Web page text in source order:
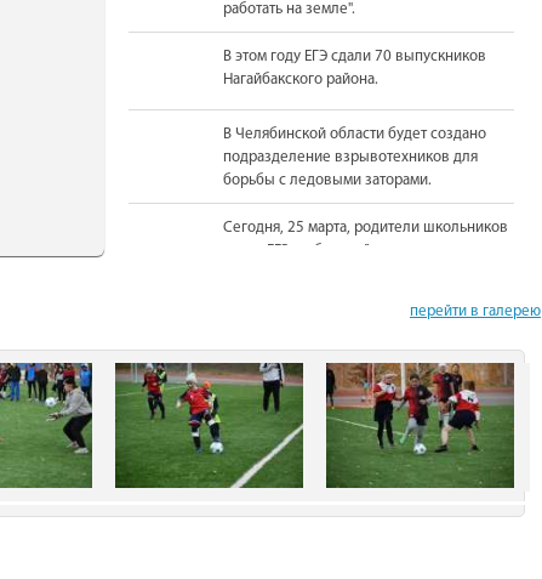
работать на земле".
В этом году ЕГЭ сдали 70 выпускников
Нагайбакского района.
В Челябинской области будет создано
подразделение взрывотехников для
борьбы с ледовыми заторами.
Сегодня, 25 марта, родители школьников
сдали ЕГЭ по базовой математике.
На должность Уполномоченного по
вновь назначена Юлия Сударенко
Юные читатели приняли участие в
чемпионате по чтению вслух.
В Нагайбакском районе установлен
перейти в галерею